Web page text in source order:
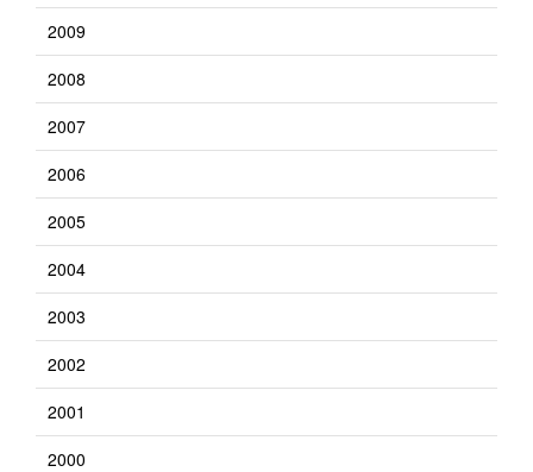
2009
2008
2007
2006
2005
2004
2003
2002
2001
2000